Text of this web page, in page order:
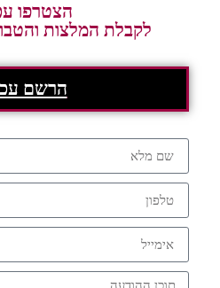
הצטרפו
לקבלת המלצות והטבות
הרשם